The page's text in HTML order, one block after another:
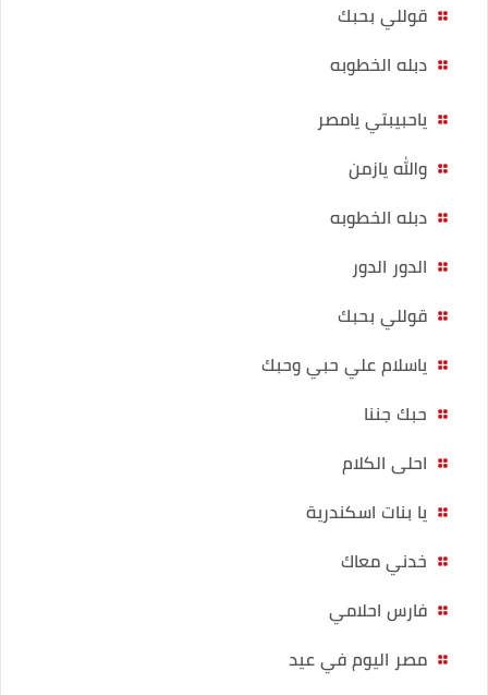
قوللي بحبك
دبله الخطوبه
ياحبيبتي يامصر
والله يازمن
دبله الخطوبه
الدور الدور
قوللي بحبك
ياسلام علي حبي وحبك
حبك جننا
احلى الكلام
يا بنات اسكندرية
خدني معاك
فارس احلامي
مصر اليوم في عيد